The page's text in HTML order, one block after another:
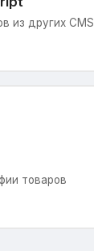
из других CMS
товаров